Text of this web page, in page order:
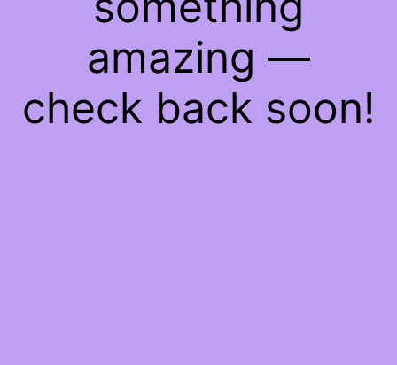
amazing —
check back soon!